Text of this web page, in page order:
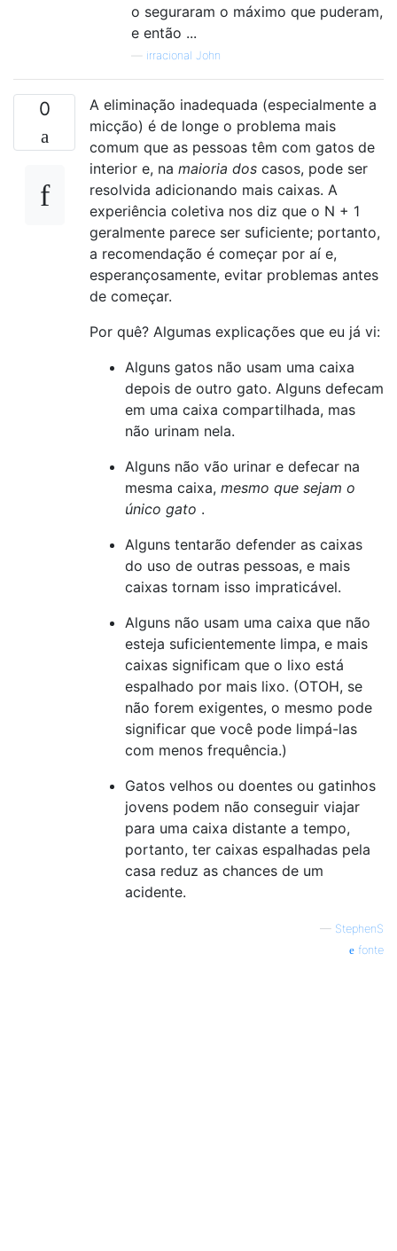
o seguraram o máximo que puderam,
e então ...
irracional John
0
A eliminação inadequada (especialmente a
micção) é de longe o problema mais
comum que as pessoas têm com gatos de
interior e, na maioria dos casos, pode ser
resolvida adicionando mais caixas. A
experiência coletiva nos diz que o N + 1
geralmente parece ser suficiente; portanto,
a recomendação é começar por aí e,
esperançosamente, evitar problemas antes
de começar.
Por quê? Algumas explicações que eu já vi:
Alguns gatos não usam uma caixa
depois de outro gato. Alguns defecam
em uma caixa compartilhada, mas
não urinam nela.
Alguns não vão urinar e defecar na
mesma caixa, mesmo que sejam o
único gato .
Alguns tentarão defender as caixas
do uso de outras pessoas, e mais
caixas tornam isso impraticável.
Alguns não usam uma caixa que não
esteja suficientemente limpa, e mais
caixas significam que o lixo está
espalhado por mais lixo. (OTOH, se
não forem exigentes, o mesmo pode
significar que você pode limpá-las
com menos frequência.)
Gatos velhos ou doentes ou gatinhos
jovens podem não conseguir viajar
para uma caixa distante a tempo,
portanto, ter caixas espalhadas pela
casa reduz as chances de um
acidente.
— StephenS
fonte